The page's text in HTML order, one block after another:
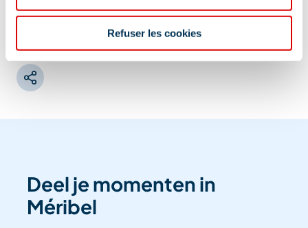
Refuser les cookies
Informatie bijgewerkt op
07/24/2026.
Deel je momenten in
Méribel